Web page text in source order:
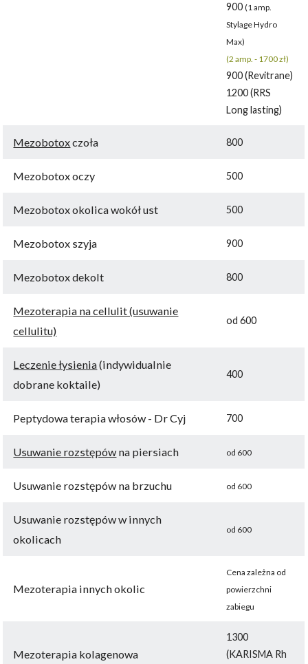
900(1 amp.
Stylage Hydro
Max)
(2 amp. - 1700 zł)
900 (Revitrane)
1200 (RRS
Long lasting)
Mezobotoxczoła 800
Mezobotox oczy 500
Mezobotox okolica wokół ust 500
Mezobotox szyja 900
Mezobotox dekolt 800
Mezoterapia na cellulit (usuwanie
cellulitu)
od 600
Leczenie łysienia(indywidualnie
dobrane koktaile)
400
Peptydowa terapia włosów - Dr Cyj 700
Usuwanie rozstępówna piersiach od 600
Usuwanie rozstępów na brzuchu od 600
Usuwanie rozstępów w innych
okolicach
od 600
Mezoterapia innych okolic
Cena zależna od
powierzchni
zabiegu
Mezoterapia kolagenowa
1300
(KARISMA Rh